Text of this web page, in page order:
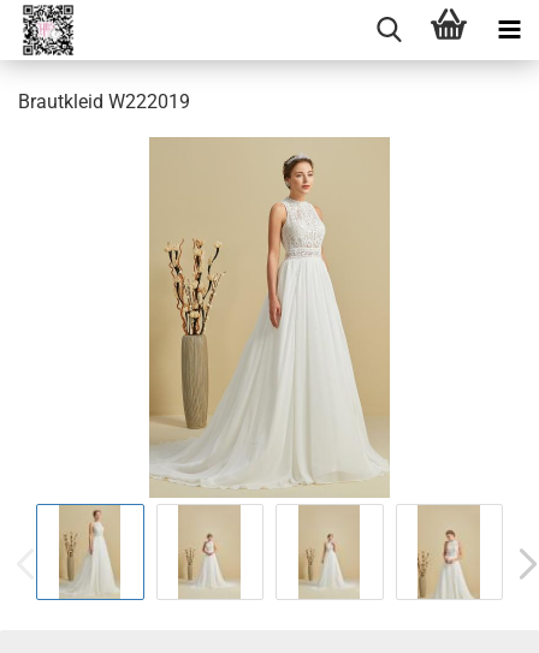
Brautkleid W222019